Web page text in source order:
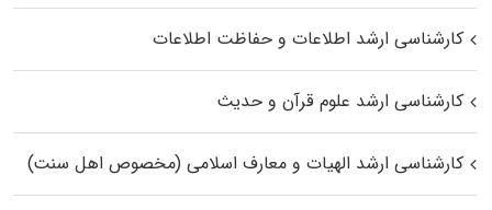
کارشناسی ارشد اطلاعات و حفاظت اطلاعات
کارشناسی ارشد علوم قرآن و حدیث
کارشناسی ارشد الهیات و معارف اسلامی (مخصوص اهل سنت)